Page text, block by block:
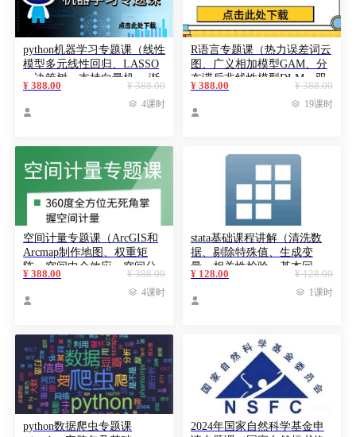
python机器学习专题课（线性
模型多元线性回归、LASSO
、决策树、支持向量机 、渐
进梯度回归树、随机森林、
变量相对重要性、ALE图形
¥ 388.00
¥ 388.00

 4课时
R语言专题课（热力误差词云
图、广义相加模型GAM、分
布滞后非线性模型DLM、双
重差分方法DID、公共卫生、
空气污染、疾病传染病、人
¥ 388.00
¥ 388.00

 19课时
空间计量专题课（ArcGIS和
Arcmap制作地图、权重矩
阵、空间中介效应、空间分
位数回归、空间计量β收敛、
空间Tobit、空间DID、空间
¥ 388.00
¥ 388.00

 4课时
stata基础课程讲解（清洗数
据、剔除特殊值、生成变
量、相关性检验、基本回
归、双向固定效应、稳健性
检验）
¥ 128.00
¥ 128.00

 1课时
python数据爬虫专题课
2024年国家自然科学基金申